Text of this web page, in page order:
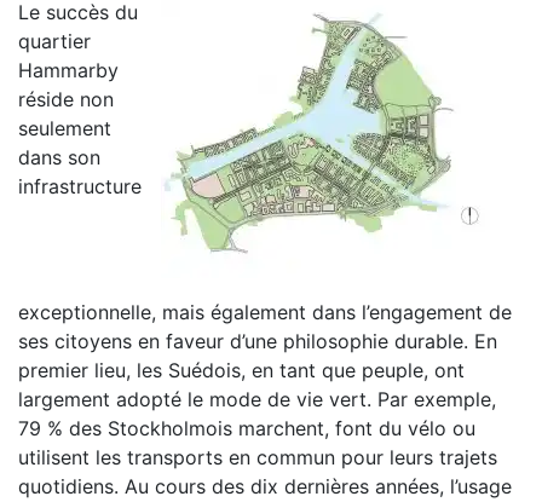
Le succès du
quartier
Hammarby
réside non
seulement
dans son
infrastructure
exceptionnelle, mais également dans l’engagement de
ses citoyens en faveur d’une philosophie durable. En
premier lieu, les Suédois, en tant que peuple, ont
largement adopté le mode de vie vert. Par exemple,
79 % des Stockholmois marchent, font du vélo ou
utilisent les transports en commun pour leurs trajets
quotidiens. Au cours des dix dernières années, l’usage